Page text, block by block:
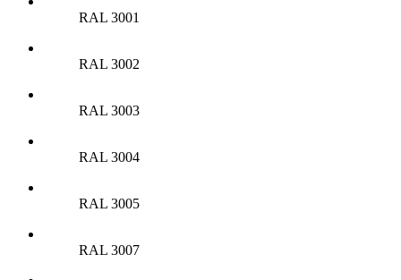
RAL 3001
RAL 3002
RAL 3003
RAL 3004
RAL 3005
RAL 3007